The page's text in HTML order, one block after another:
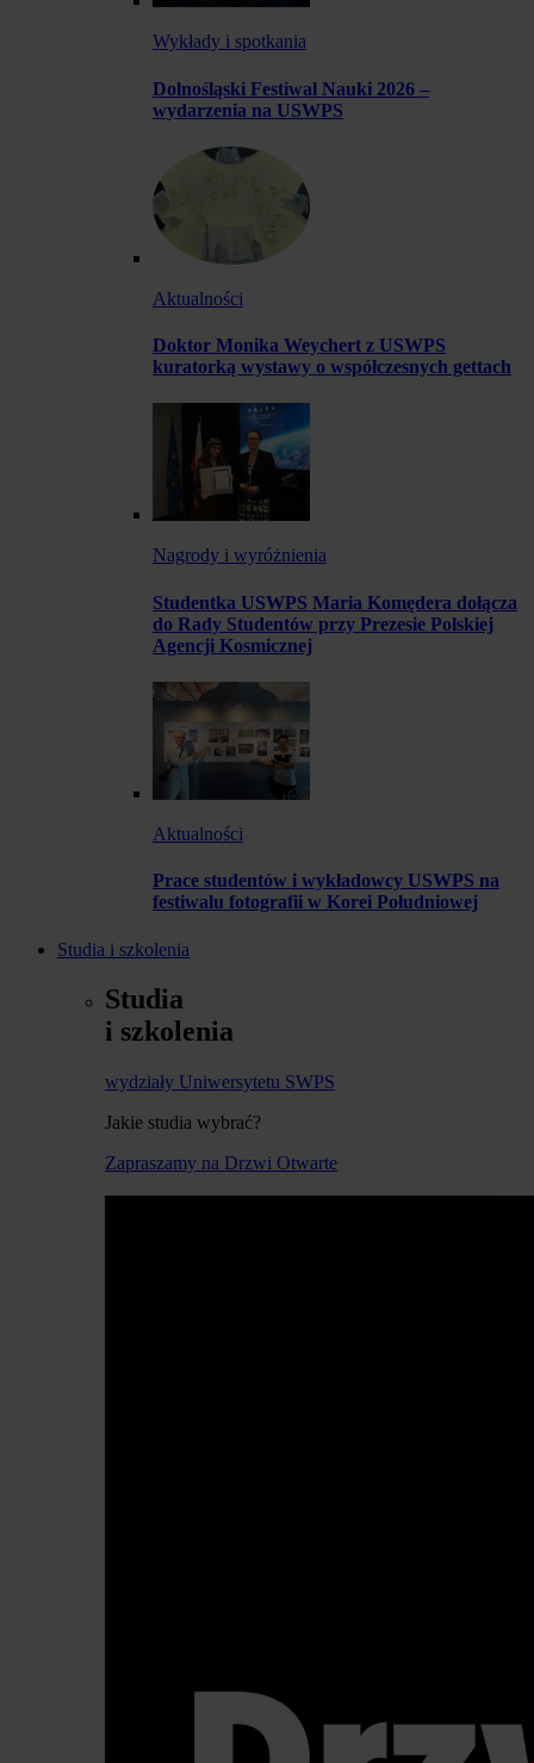
Wykłady i spotkania
Dolnośląski Festiwal Nauki 2026 –
wydarzenia na USWPS
Aktualności
Doktor Monika Weychert z USWPS
kuratorką wystawy o współczesnych gettach
Nagrody i wyróżnienia
Studentka USWPS Maria Komędera dołącza
do Rady Studentów przy Prezesie Polskiej
Agencji Kosmicznej
Aktualności
Prace studentów i wykładowcy USWPS na
festiwalu fotografii w Korei Południowej
Studia i szkolenia
Studia
i szkolenia
wydziały Uniwersytetu SWPS
Jakie studia wybrać?
Zapraszamy na Drzwi Otwarte